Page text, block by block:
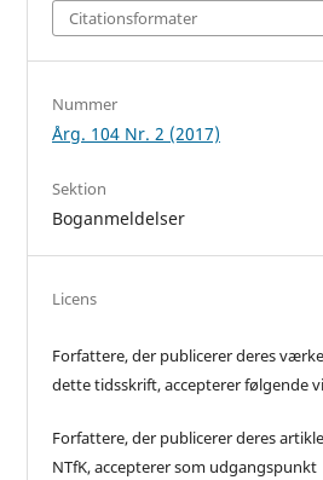
Citationsformater
Nummer
Årg. 104 Nr. 2 (2017)
Sektion
Boganmeldelser
Licens
Forfattere, der publicerer deres
dette tidsskrift, accepterer følgende
Forfattere, der publicerer deres
NTfK, accepterer som udgangspunkt